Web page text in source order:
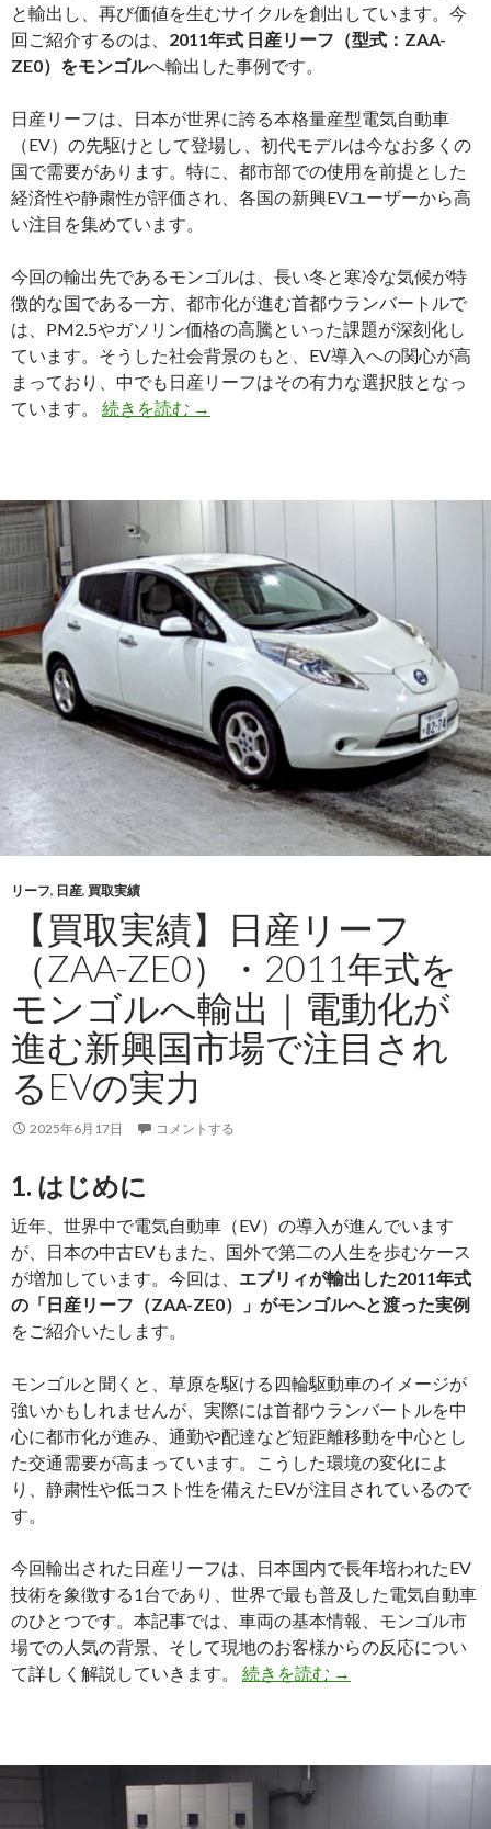
冷
地
で
需
要
と
は？
と輸出し、再び価値を生むサイクルを創出しています。今
回ご紹介するのは、 2011年式 日産リーフ（型式：ZAA-
ZE0）をモンゴルへ輸出した事例です。
日産リーフは、日本が世界に誇る本格量産型電気自動車
（EV）の先駆けとして登場し、初代モデルは今なお多くの
国で需要があります。特に、都市部での使用を前提とした
経済性や静粛性が評価され、各国の新興EVユーザーから高
い注目を集めています。
今回の輸出先であるモンゴルは、長い冬と寒冷な気候が特
徴的な国である一方、都市化が進む首都ウランバートルで
は、PM2.5やガソリン価格の高騰といった課題が深刻化し
ています。そうした社会背景のもと、EV導入への関心が高
まっており、中でも日産リーフはその有力な選択肢となっ
ています。 続きを読む 【買
日
リ
ー
フ
（ZAA-
ZE0）・
2011
年
式
を
モ
ゴ
へ
輸
出
｜
EV
の
次
舞
台
は
寒
だ
っ
た！
→
リーフ, 日産, 買取実績
【買取実績】日産リーフ
（ZAA-ZE0）・2011年式を
モンゴルへ輸出｜電動化が
進む新興国市場で注目され
るEVの実力
2025年6月17日 コメントする
1. はじめに
近年、世界中で電気自動車（EV）の導入が進んでいます
が、日本の中古EVもまた、国外で第二の人生を歩むケース
が増加しています。今回は、
エブリィが輸出した2011年式
の「日産リーフ（ZAA-ZE0）」がモンゴルへと渡った実例
をご紹介いたします。
モンゴルと聞くと、草原を駆ける四輪駆動車のイメージが
強いかもしれませんが、実際には首都ウランバートルを中
心に都市化が進み、通勤や配達など短距離移動を中心とし
た交通需要が高まっています。こうした環境の変化によ
り、静粛性や低コスト性を備えたEVが注目されているので
す。
今回輸出された日産リーフは、日本国内で長年培われたEV
技術を象徴する1台であり、世界で最も普及した電気自動車
のひとつです。本記事では、車両の基本情報、モンゴル市
場での人気の背景、そして現地のお客様からの反応につい
て詳しく解説していきます。 続きを読む
【買
→